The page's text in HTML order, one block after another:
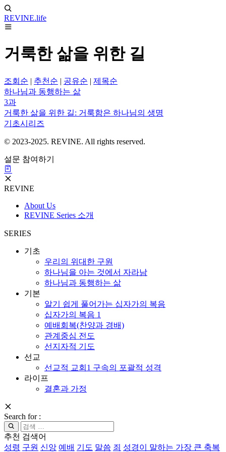
REVINE.life
거룩한 삶을 위한 길
조회순 | 추천순 | 공유순 | 제목순
하나님과 동행하는 삶
3과
거룩한 삶을 위한 길: 거룩함은 하나님의 생명
기초시리즈
© 2023-2025. REVINE. All rights reserved.
설문 참여하기
REVINE
About Us
REVINE Series 소개
SERIES
기초
우리의 위대한 구원
하나님을 아는 것에서 자라남
하나님과 동행하는 삶
기본
알기 쉽게 풀어가는 십자가의 복음
십자가의 복음 1
예배회복(찬양과 경배)
관계중심 전도
선지자적 기도
선교
선교적 교회1 구속의 포괄적 성격
라이프
결혼과 가정
Search for :
추천 검색어
성령 구원 신앙 예배 기도 말씀 죄 성경이 말하는 가장 큰 축복